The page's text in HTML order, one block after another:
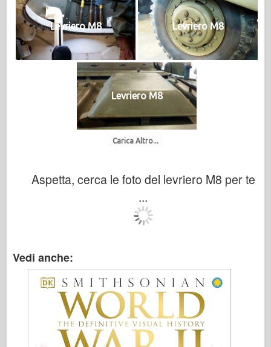
Levriero M8 Levriero M8
Levriero M8
Carica Altro...
Aspetta, cerca le foto del levriero M8 per te
...
Vedi anche: